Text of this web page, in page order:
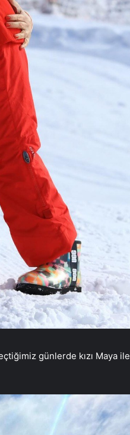
günlerde kızı Maya ile